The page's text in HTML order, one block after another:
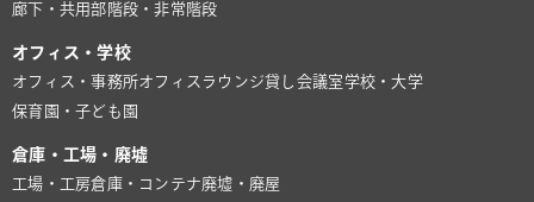
廊下・共用部 階段・非常階段
オフィス・学校
オフィス・事務所オフィスラウンジ貸し会議室学校・大学
保育園・子ども園
倉庫・工場・廃墟
工場・工房倉庫・コンテナ廃墟・廃屋